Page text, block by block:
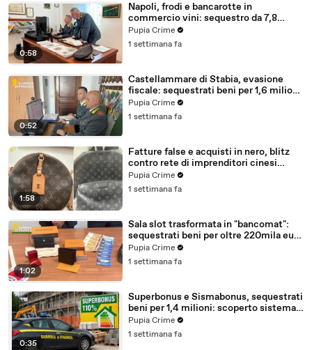
0:58
Napoli, frodi e bancarotte in
commercio vini: sequestro da 7,8
milioni (30.07.26)
Pupia Crime
1 settimana fa
0:52
Castellammare di Stabia, evasione
fiscale: sequestrati beni per 1,6 milioni
ad un consorzio navale (29.07.26)
Pupia Crime
1 settimana fa
1:58
Fatture false e acquisti in nero, blitz
contro rete di imprenditori cinesi
sequestri per 8,5 milioni (29.07.26)
Pupia Crime
1 settimana fa
1:02
Sala slot trasformata in "bancomat":
sequestrati beni per oltre 220mila euro
a due coniugi (29.07.26)
Pupia Crime
1 settimana fa
0:35
Superbonus e Sismabonus, sequestrati
beni per 1,4 milioni: scoperto sistema
con false abitazioni (29.07.26)
Pupia Crime
1 settimana fa